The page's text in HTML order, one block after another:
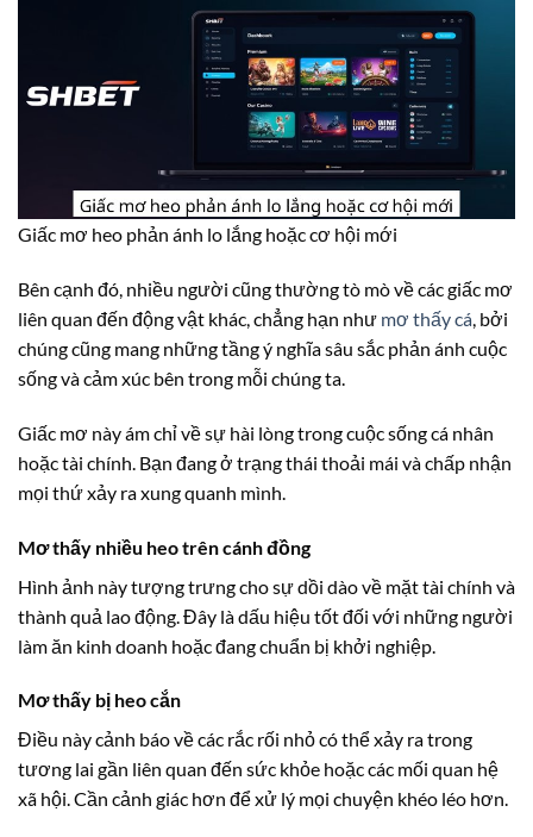
Giấc mơ heo phản ánh lo lắng hoặc cơ hội mới
Bên cạnh đó, nhiều người cũng thường tò mò về các giấc mơ
liên quan đến động vật khác, chẳng hạn như mơ thấy cá, bởi
chúng cũng mang những tầng ý nghĩa sâu sắc phản ánh cuộc
sống và cảm xúc bên trong mỗi chúng ta.
Giấc mơ này ám chỉ về sự hài lòng trong cuộc sống cá nhân
hoặc tài chính. Bạn đang ở trạng thái thoải mái và chấp nhận
mọi thứ xảy ra xung quanh mình.
Mơ thấy nhiều heo trên cánh đồng
Hình ảnh này tượng trưng cho sự dồi dào về mặt tài chính và
thành quả lao động. Đây là dấu hiệu tốt đối với những người
làm ăn kinh doanh hoặc đang chuẩn bị khởi nghiệp.
Mơ thấy bị heo cắn
Điều này cảnh báo về các rắc rối nhỏ có thể xảy ra trong
tương lai gần liên quan đến sức khỏe hoặc các mối quan hệ
xã hội. Cần cảnh giác hơn để xử lý mọi chuyện khéo léo hơn.